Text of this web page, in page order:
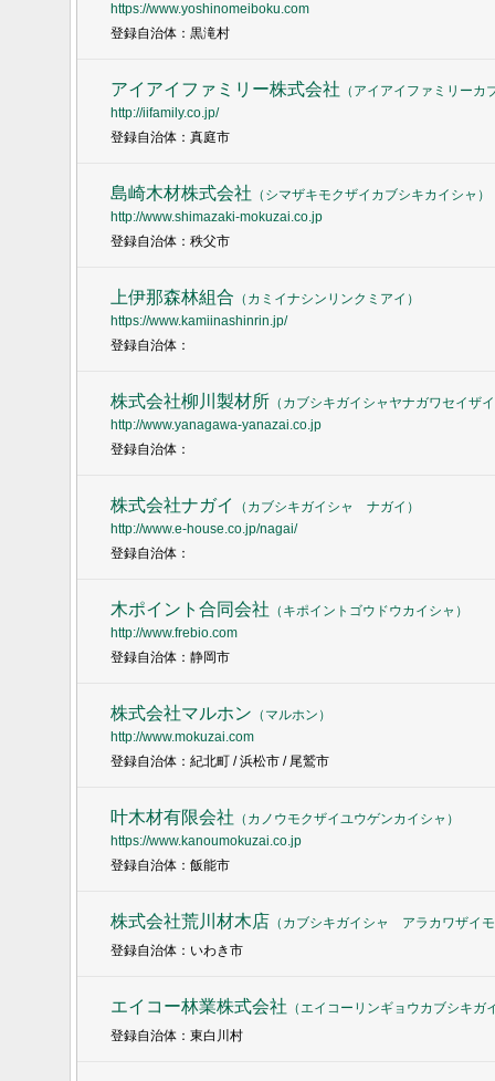
https://www.yoshinomeiboku.com
登録自治体：黒滝村
アイアイファミリー株式会社 （ アイアイファミリーカ
http://iifamily.co.jp/
登録自治体：真庭市
島崎木材株式会社 （ シマザキモクザイカブシキカイシャ ）
http://www.shimazaki-mokuzai.co.jp
登録自治体：秩父市
上伊那森林組合 （ カミイナシンリンクミアイ ）
https://www.kamiinashinrin.jp/
登録自治体：
株式会社柳川製材所（ カブシキガイシャヤナガワセイザ
http://www.yanagawa-yanazai.co.jp
登録自治体：
株式会社ナガイ （ カブシキガイシャ ナガイ ）
http://www.e-house.co.jp/nagai/
登録自治体：
木ポイント合同会社 （ キポイントゴウドウカイシャ ）
http://www.frebio.com
登録自治体：静岡市
株式会社マルホン （ マルホン ）
http://www.mokuzai.com
登録自治体：紀北町 / 浜松市 / 尾鷲市
叶木材有限会社 （ カノウモクザイユウゲンカイシャ ）
https://www.kanoumokuzai.co.jp
登録自治体：飯能市
株式会社荒川材木店 （ カブシキガイシャ アラカワザイ
登録自治体：いわき市
エイコー林業株式会社 （エイコーリンギョウカブシキガ
登録自治体：東白川村